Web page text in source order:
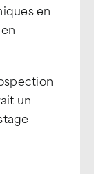
en
un